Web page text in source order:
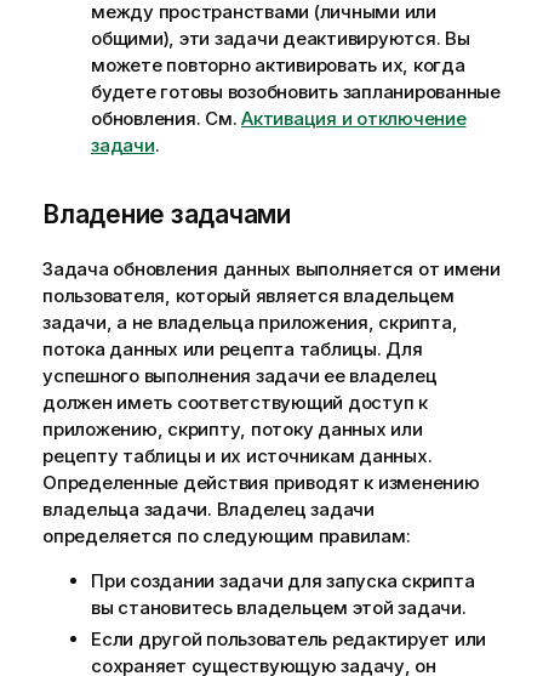
между пространствами (личными или
общими), эти задачи деактивируются. Вы
можете повторно активировать их, когда
будете готовы возобновить запланированные
обновления. См. Активация и отключение
задачи.
Владение задачами
Задача обновления данных выполняется от имени
пользователя, который является владельцем
задачи, а не владельца приложения, скрипта,
потока данных или рецепта таблицы. Для
успешного выполнения задачи ее владелец
должен иметь соответствующий доступ к
приложению, скрипту, потоку данных или
рецепту таблицы и их источникам данных.
Определенные действия приводят к изменению
владельца задачи. Владелец задачи
определяется по следующим правилам:
При создании задачи для запуска скрипта
вы становитесь владельцем этой задачи.
Если другой пользователь редактирует или
сохраняет существующую задачу, он